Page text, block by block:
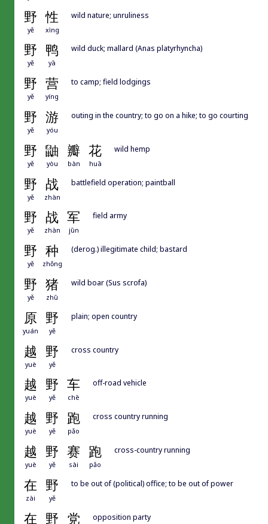
野 性
yě xìng
wild nature; unruliness
野 鸭
yě yā
wild duck; mallard (Anas platyrhyncha)
野 营
yě yíng
to camp; field lodgings
野 游
yě yóu
outing in the country; to go on a hike; to go courting
野 鼬 瓣 花
yě yòu bàn huā
wild hemp
野 战
yě zhàn
battlefield operation; paintball
野 战 军
yě zhàn jūn
field army
野 种
yě zhǒng
(derog.) illegitimate child; bastard
野 猪
yě zhū
wild boar (Sus scrofa)
原 野
yuán yě
plain; open country
越 野
yuè yě
cross country
越 野 车
yuè yě chē
off-road vehicle
越 野 跑
yuè yě pǎo
cross country running
越 野 赛 跑
yuè yě sài pǎo
cross-country running
在 野
zài yě
to be out of (political) office; to be out of power
在 野 党 opposition party